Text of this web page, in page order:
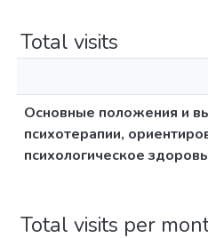
Total visits
Основные положения и
психотерапии,
психологическое
Total visits per